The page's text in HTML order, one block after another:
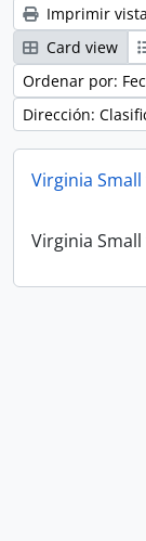
Imprimir
Card view
Ordenar por:
Dirección:
Virginia
Virginia